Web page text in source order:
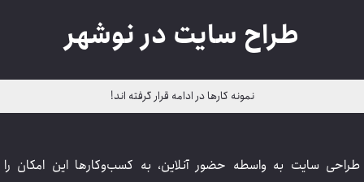
طراح سایت در نوشهر
نمونه کارها در ادامه قرار گرفته اند!
طراحی سایت به واسطه حضور آنلاین، به کسب‌وکارها این امکان را